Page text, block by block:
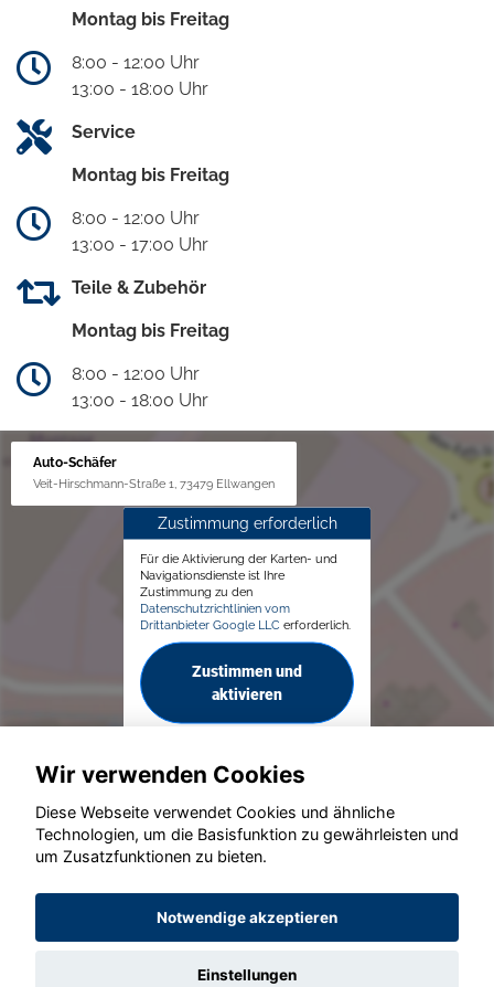
Montag bis Freitag
8:00 - 12:00 Uhr
13:00 - 18:00 Uhr
Service
Montag bis Freitag
8:00 - 12:00 Uhr
13:00 - 17:00 Uhr
Teile & Zubehör
Montag bis Freitag
8:00 - 12:00 Uhr
13:00 - 18:00 Uhr
Auto-Schäfer
Veit-Hirschmann-Straße 1, 73479 Ellwangen
Zustimmung erforderlich
Für die Aktivierung der Karten- und
Navigationsdienste ist Ihre
Zustimmung zu den
Datenschutzrichtlinien vom
Drittanbieter Google LLC erforderlich.
Zustimmen und
aktivieren
© konjunkturmotor.de GmbH 2020 - 2026
Wir verwenden Cookies
Diese Webseite verwendet Cookies und ähnliche
Technologien, um die Basisfunktion zu gewährleisten und
um Zusatzfunktionen zu bieten.
Notwendige akzeptieren
Einstellungen